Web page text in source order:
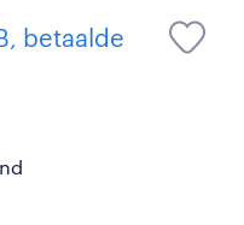
betaalde